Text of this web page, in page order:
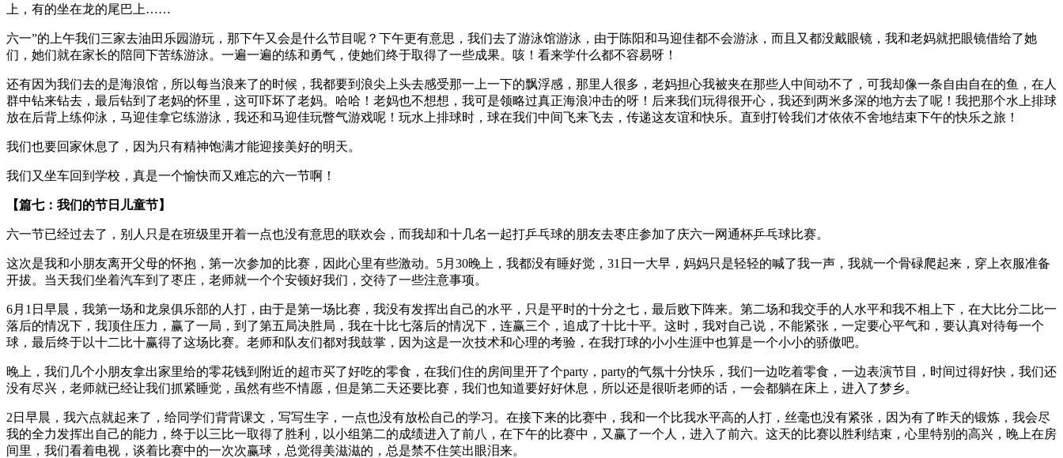
上，有的坐在龙的尾巴上……
六一”的上午我们三家去油田乐园游玩，那下午又会是什么节目呢？下午更有意思，我们去了游泳馆游泳，由于陈阳和马迎佳都不会游泳，而且又都没戴眼镜，我和老妈就把眼镜借给了她
们，她们就在家长的陪同下苦练游泳。一遍一遍的练和勇气，使她们终于取得了一些成果。咳！看来学什么都不容易呀！
还有因为我们去的是海浪馆，所以每当浪来了的时候，我都要到浪尖上头去感受那一上一下的飘浮感，那里人很多，老妈担心我被夹在那些人中间动不了，可我却像一条自由自在的鱼，在人
群中钻来钻去，最后钻到了老妈的怀里，这可吓坏了老妈。哈哈！老妈也不想想，我可是领略过真正海浪冲击的呀！后来我们玩得很开心，我还到两米多深的地方去了呢！我把那个水上排球
放在后背上练仰泳，马迎佳拿它练游泳，我还和马迎佳玩瞥气游戏呢！玩水上排球时，球在我们中间飞来飞去，传递这友谊和快乐。直到打铃我们才依依不舍地结束下午的快乐之旅！
我们也要回家休息了，因为只有精神饱满才能迎接美好的明天。
我们又坐车回到学校，真是一个愉快而又难忘的六一节啊！
【篇七：我们的节日儿童节】
六一节已经过去了，别人只是在班级里开着一点也没有意思的联欢会，而我却和十几名一起打乒乓球的朋友去枣庄参加了庆六一网通杯乒乓球比赛。
这次是我和小朋友离开父母的怀抱，第一次参加的比赛，因此心里有些激动。5月30晚上，我都没有睡好觉，31日一大早，妈妈只是轻轻的喊了我一声，我就一个骨碌爬起来，穿上衣服准备
开拔。当天我们坐着汽车到了枣庄，老师就一个个安顿好我们，交待了一些注意事项。
6月1日早晨，我第一场和龙泉俱乐部的人打，由于是第一场比赛，我没有发挥出自己的水平，只是平时的十分之七，最后败下阵来。第二场和我交手的人水平和我不相上下，在大比分二比一
落后的情况下，我顶住压力，赢了一局，到了第五局决胜局，我在十比七落后的情况下，连赢三个，追成了十比十平。这时，我对自己说，不能紧张，一定要心平气和，要认真对待每一个
球，最后终于以十二比十赢得了这场比赛。老师和队友们都对我鼓掌，因为这是一次技术和心理的考验，在我打球的小小生涯中也算是一个小小的骄傲吧。
晚上，我们几个小朋友拿出家里给的零花钱到附近的超市买了好吃的零食，在我们住的房间里开了个party，party的气氛十分快乐，我们一边吃着零食，一边表演节目，时间过得好快，我们还
没有尽兴，老师就已经让我们抓紧睡觉，虽然有些不情愿，但是第二天还要比赛，我们也知道要好好休息，所以还是很听老师的话，一会都躺在床上，进入了梦乡。
2日早晨，我六点就起来了，给同学们背背课文，写写生字，一点也没有放松自己的学习。在接下来的比赛中，我和一个比我水平高的人打，丝毫也没有紧张，因为有了昨天的锻炼，我会尽
我的全力发挥出自己的能力，终于以三比一取得了胜利，以小组第二的成绩进入了前八，在下午的比赛中，又赢了一个人，进入了前六。这天的比赛以胜利结束，心里特别的高兴，晚上在房
间里，我们看着电视，谈着比赛中的一次次赢球，总觉得美滋滋的，总是禁不住笑出眼泪来。